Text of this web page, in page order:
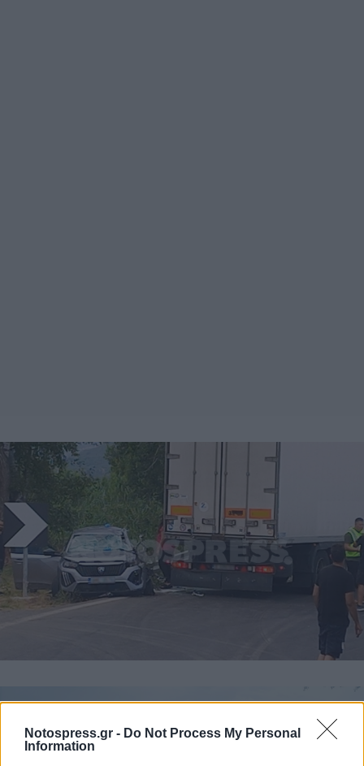
Notospress.gr - Do Not Process My Personal
Information